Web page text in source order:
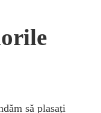
să plasați